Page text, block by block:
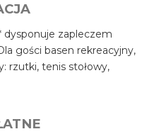
dysponuje zapleczem
gości basen rekreacyjny,
rzutki, tenis stołowy,